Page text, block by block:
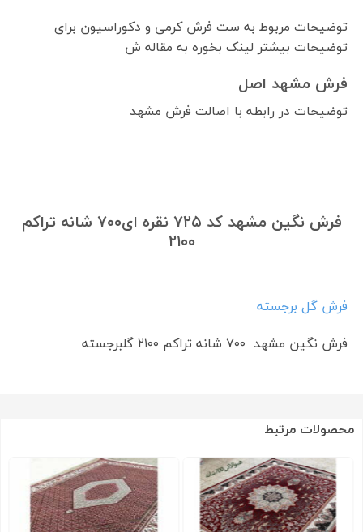
توضیحات مربوط به ست فرش کرمی و دکوراسیون برای
توضیحات بیشتر لینک بخوره به مقاله ش
فرش مشهد اصل
توضیحات در رابطه با اصالت فرش مشهد
فرش نگین مشهد کد ۷۲۵ نقره ای۷۰۰ شانه تراکم
۲۱۰۰
فرش گل برجسته
فرش نگین مشهد ۷۰۰ شانه تراکم ۲۱۰۰ گلبرجسته
محصولات مرتبط